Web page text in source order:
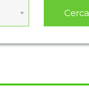
Cerca